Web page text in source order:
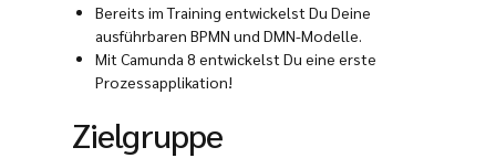
Bereits im Training entwickelst Du Deine
ausführbaren BPMN und DMN-Modelle.
Mit Camunda 8 entwickelst Du eine erste
Prozessapplikation!
Zielgruppe